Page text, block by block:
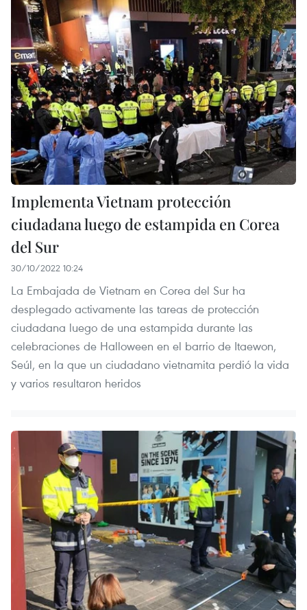
Implementa Vietnam protección
ciudadana luego de estampida en Corea
del Sur
30/10/2022 10:24
La Embajada de Vietnam en Corea del Sur ha
desplegado activamente las tareas de protección
ciudadana luego de una estampida durante las
celebraciones de Halloween en el barrio de Itaewon,
Seúl, en la que un ciudadano vietnamita perdió la vida
y varios resultaron heridos